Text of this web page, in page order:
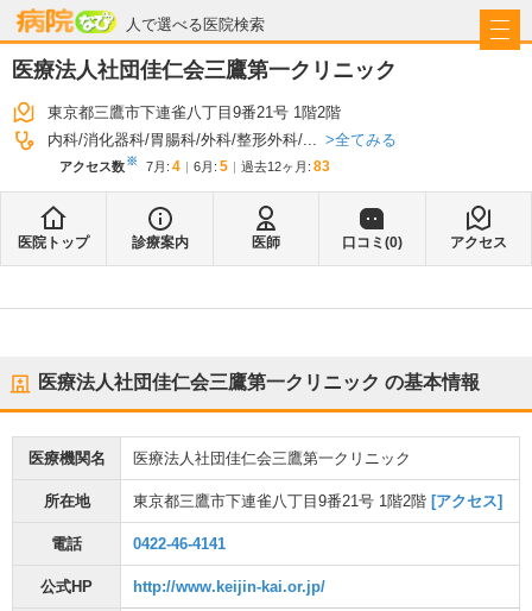
人で選べる医院検索
病院なび
医療法人社団佳仁会三鷹第一クリニック
東京都三鷹市下連雀八丁目9番21号 1階2階
内科 消化器科 胃腸科 外科 整形外科 ... 全てみる
アクセス数※ 7月 : 4 6月 : 5 過去12ヶ月: 83
医院トップ 診療案内 医師 口コミ(0) アクセス
医療法人社団佳仁会三鷹第一クリニック の基本情報
医療機関名 医療法人社団佳仁会三鷹第一クリニック
所在地 東京都三鷹市下連雀八丁目9番21号 1階2階 [アクセス]
電話 0422-46-4141
公式HP http://www.keijin-kai.or.jp/